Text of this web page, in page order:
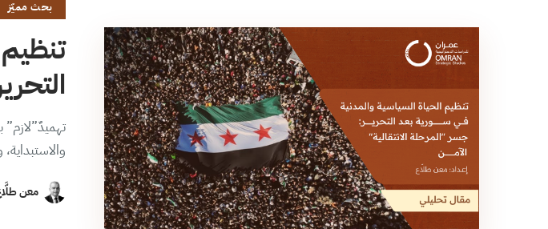
بحث مميّز
معن